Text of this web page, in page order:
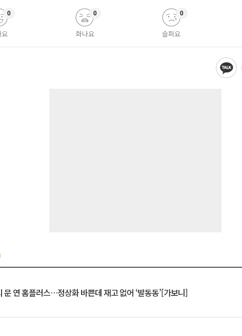
0
화나요
0
슬퍼요
0
문 연 홈플러스…정상화 바쁜데 재고 없어 ‘발동동’[가보니]